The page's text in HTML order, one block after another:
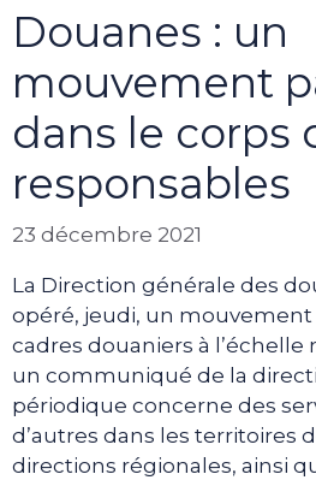
Douanes : un
mouvement
dans le corps
responsables
23 décembre 2021
La Direction générale des
opéré, jeudi, un
cadres douaniers à l’échelle
un communiqué de la
périodique concerne des
d’autres dans les territoires
directions régionales, ainsi